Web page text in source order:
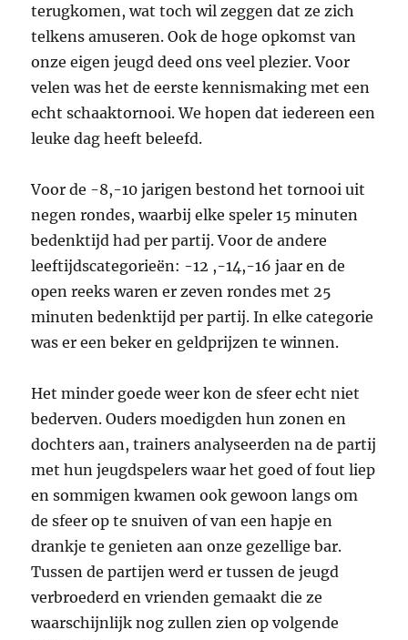
terugkomen, wat toch wil zeggen dat ze zich
telkens amuseren. Ook de hoge opkomst van
onze eigen jeugd deed ons veel plezier. Voor
velen was het de eerste kennismaking met een
echt schaaktornooi. We hopen dat iedereen een
leuke dag heeft beleefd.
Voor de -8,-10 jarigen bestond het tornooi uit
negen rondes, waarbij elke speler 15 minuten
bedenktijd had per partij. Voor de andere
leeftijdscategorieën: -12 ,-14,-16 jaar en de
open reeks waren er zeven rondes met 25
minuten bedenktijd per partij. In elke categorie
was er een beker en geldprijzen te winnen.
Het minder goede weer kon de sfeer echt niet
bederven. Ouders moedigden hun zonen en
dochters aan, trainers analyseerden na de partij
met hun jeugdspelers waar het goed of fout liep
en sommigen kwamen ook gewoon langs om
de sfeer op te snuiven of van een hapje en
drankje te genieten aan onze gezellige bar.
Tussen de partijen werd er tussen de jeugd
verbroederd en vrienden gemaakt die ze
waarschijnlijk nog zullen zien op volgende